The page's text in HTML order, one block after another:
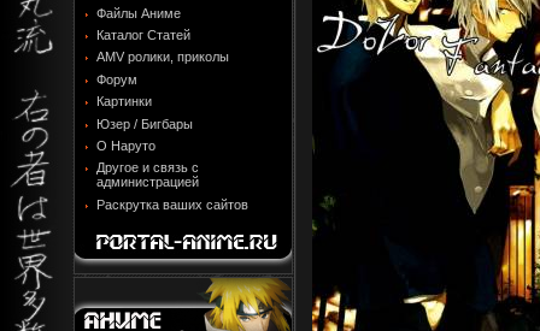
Файлы Аниме
Каталог Статей
AMV ролики, приколы
Форум
Картинки
Юзер / Бигбары
О Наруто
Другое и связь с
администрацией
Раскрутка ваших сайтов